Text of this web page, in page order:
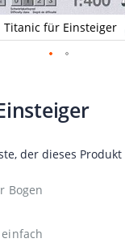
Titanic für Einsteiger
der dieses
Bogen